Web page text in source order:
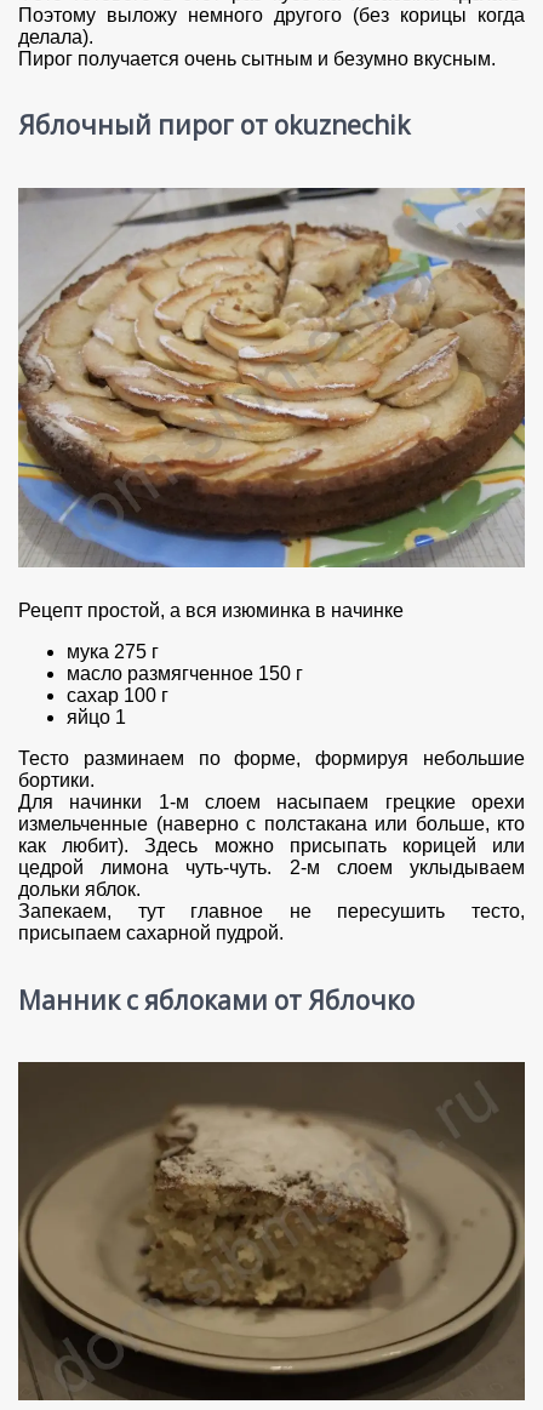
Поэтому выложу немного другого (без корицы когда
делала).
Пирог получается очень сытным и безумно вкусным.
Яблочный пирог от okuznechik
Рецепт простой, а вся изюминка в начинке
мука 275 г
масло размягченное 150 г
сахар 100 г
яйцо 1
Тесто разминаем по форме, формируя небольшие
бортики.
Для начинки 1-м слоем насыпаем грецкие орехи
измельченные (наверно с полстакана или больше, кто
как любит). Здесь можно присыпать корицей или
цедрой лимона чуть-чуть. 2-м слоем уклыдываем
дольки яблок.
Запекаем, тут главное не пересушить тесто,
присыпаем сахарной пудрой.
Манник с яблоками от Яблочко